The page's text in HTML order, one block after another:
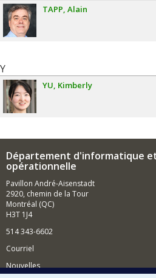
TAPP Alain
Y
YU Kimberly
Département d'informatique
opérationnelle
Pavillon André-Aisenstadt
2920, chemin de la Tour
Montréal (QC)
H3T 1J4
514 343-6602
Courriel
Nouvelles